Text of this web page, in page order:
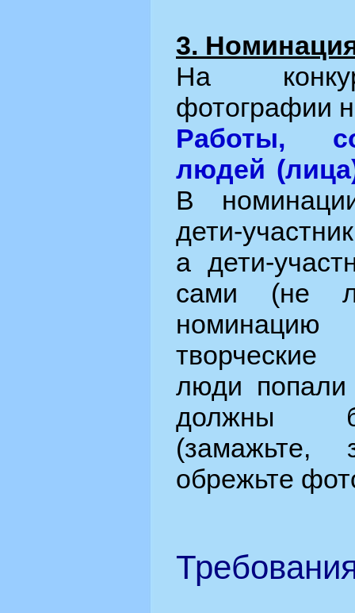
3.
На
фотографии
Работы,
людей
В
дети-
а дети-
сами (не
люди
должны
(замажьте,
обрежьте